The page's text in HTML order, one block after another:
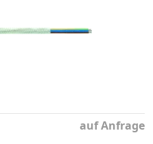
auf Anfrage